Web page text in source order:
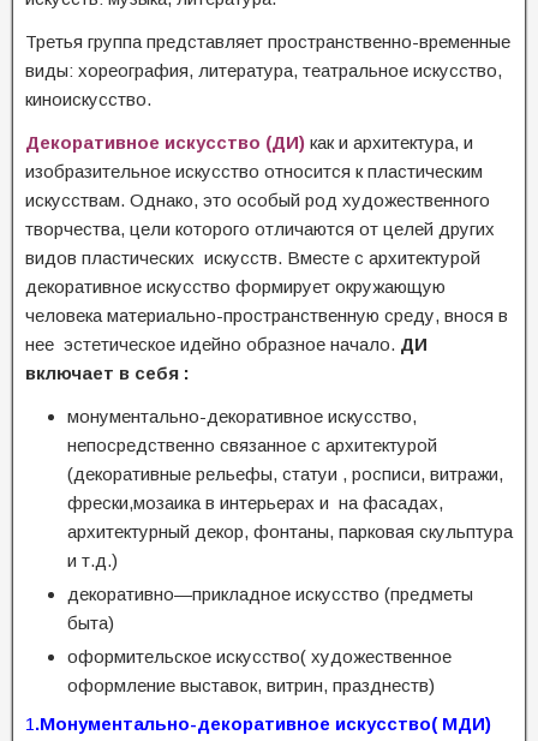
Третья группа представляет пространственно-временные
виды: хореография, литература, театральное искусство,
киноискусство.
Декоративное искусство (ДИ) как и архитектура, и
изобразительное искусство относится к пластическим
искусствам. Однако, это особый род художественного
творчества, цели которого отличаются от целей других
видов пластических искусств. Вместе с архитектурой
декоративное искусство формирует окружающую
человека материально-пространственную среду, внося в
нее эстетическое идейно образное начало. ДИ
включает в себя :
монументально-декоративное искусство,
непосредственно связанное с архитектурой
(декоративные рельефы, статуи , росписи, витражи,
фрески,мозаика в интерьерах и на фасадах,
архитектурный декор, фонтаны, парковая скульптура
и т.д.)
декоративно—прикладное искусство (предметы
быта)
оформительское искусство( художественное
оформление выставок, витрин, празднеств)
1.Монументально-декоративное искусство( МДИ)